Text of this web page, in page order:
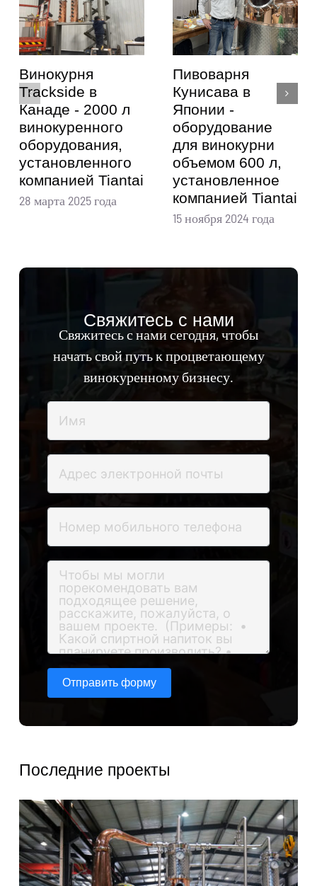
Винокурня
Trackside в
Канаде - 2000 л
винокуренного
оборудования,
установленного
компанией Tiantai
28 марта 2025 года
Пивоварня
Кунисава в
Японии -
оборудование
для винокурни
объемом 600 л,
установленное
компанией Tiantai
15 ноября 2024 года
Свяжитесь с нами
Свяжитесь с нами сегодня, чтобы
начать свой путь к процветающему
винокуренному бизнесу.
Отправить форму
Последние проекты